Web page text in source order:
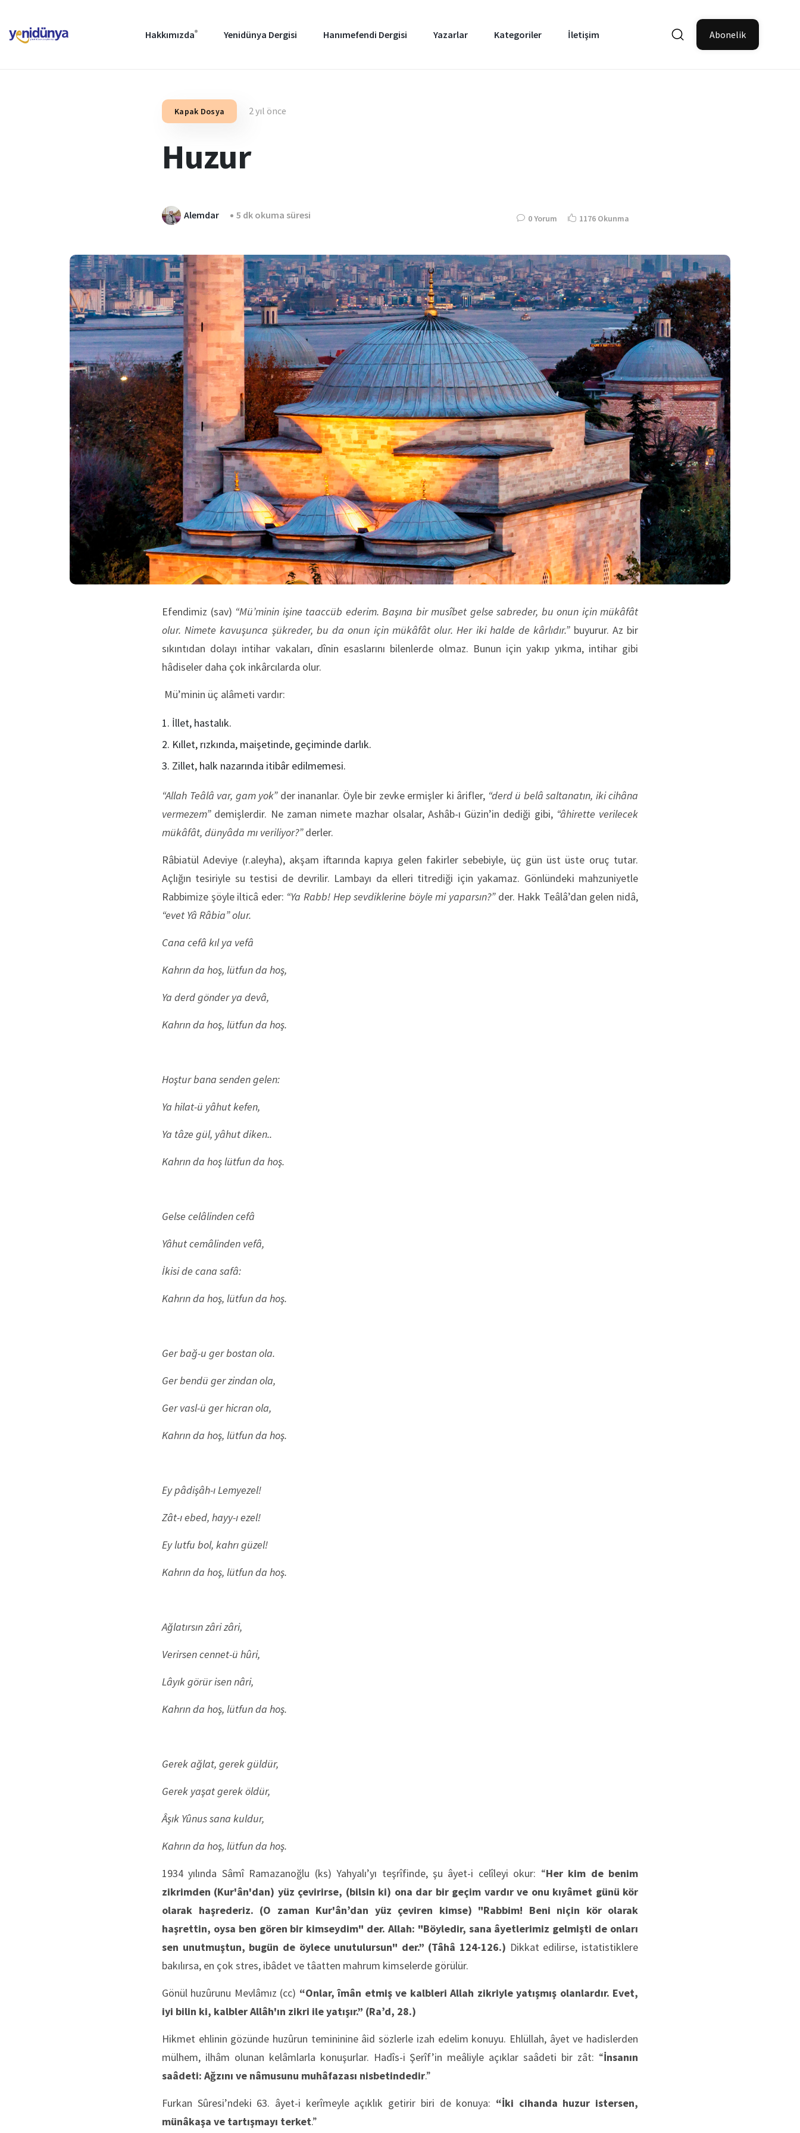
Hakkımızda Yenidünya Dergisi Hanımefendi Dergisi Yazarlar Kategoriler İletişim Abonelik
Kapak Dosya 2 yıl önce
Huzur
Alemdar 5 dk okuma süresi 0 Yorum 1176 Okunma
Efendimiz (sav) “Mü’minin işine taaccüb ederim. Başına bir musîbet gelse sabreder, bu onun için mükâfât
olur. Nimete kavuşunca şükreder, bu da onun için mükâfât olur. Her iki halde de kârlıdır.”buyurur. Az bir
sıkıntıdan dolayı intihar vakaları, dînin esaslarını bilenlerde olmaz. Bunun için yakıp yıkma, intihar gibi
hâdiseler daha çok inkârcılarda olur.
Mü’minin üç alâmeti vardır:
İllet, hastalık.
Kıllet, rızkında, maişetinde, geçiminde darlık.
Zillet, halk nazarında itibâr edilmemesi.
“Allah Teâlâ var, gam yok”der inananlar. Öyle bir zevke ermişler ki ârifler, “derd ü belâ saltanatın, iki cihâna
vermezem”demişlerdir. Ne zaman nimete mazhar olsalar, Ashâb-ı Güzin’in dediği gibi, “âhirette verilecek
mükâfât, dünyâda mı veriliyor?”derler.
Râbiatül Adeviye (r.aleyha), akşam iftarında kapıya gelen fakirler sebebiyle, üç gün üst üste oruç tutar.
Açlığın tesiriyle su testisi de devrilir. Lambayı da elleri titrediği için yakamaz. Gönlündeki mahzuniyetle
Rabbimize şöyle ilticâ eder: “Ya Rabb! Hep sevdiklerine böyle mi yaparsın?” der. Hakk Teâlâ’dan gelen nidâ,
“evet Yâ Râbia” olur.
Cana cefâ kıl ya vefâ
Kahrın da hoş, lütfun da hoş,
Ya derd gönder ya devâ,
Kahrın da hoş, lütfun da hoş.
Hoştur bana senden gelen:
Ya hilat-ü yâhut kefen,
Ya tâze gül, yâhut diken..
Kahrın da hoş lütfun da hoş.
Gelse celâlinden cefâ
Yâhut cemâlinden vefâ,
İkisi de cana safâ:
Kahrın da hoş, lütfun da hoş.
Ger bağ-u ger bostan ola.
Ger bendü ger zindan ola,
Ger vasl-ü ger hicran ola,
Kahrın da hoş, lütfun da hoş.
Ey pâdişâh-ı Lemyezel!
Zât-ı ebed, hayy-ı ezel!
Ey lutfu bol, kahrı güzel!
Kahrın da hoş, lütfun da hoş.
Ağlatırsın zâri zâri,
Verirsen cennet-ü hûri,
Lâyık görür isen nâri,
Kahrın da hoş, lütfun da hoş.
Gerek ağlat, gerek güldür,
Gerek yaşat gerek öldür,
Âşık Yûnus sana kuldur,
Kahrın da hoş, lütfun da hoş.
1934 yılında Sâmî Ramazanoğlu (ks) Yahyalı’yı teşrîfinde, şu âyet-i celîleyi okur: “Her kim de benim
zikrimden (Kur'ân'dan) yüz çevirirse, (bilsin ki) ona dar bir geçim vardır ve onu kıyâmet günü kör
olarak haşrederiz. (O zaman Kur'ân’dan yüz çeviren kimse) "Rabbim! Beni niçin kör olarak
haşrettin, oysa ben gören bir kimseydim" der. Allah: "Böyledir, sana âyetlerimiz gelmişti de onları
sen unutmuştun, bugün de öylece unutulursun" der.” (Tâhâ 124-126.) Dikkat edilirse, istatistiklere
bakılırsa, en çok stres, ibâdet ve tâatten mahrum kimselerde görülür.
Gönül huzûrunu Mevlâmız (cc) “Onlar, îmân etmiş ve kalbleri Allah zikriyle yatışmış olanlardır. Evet,
iyi bilin ki, kalbler Allâh'ın zikri ile yatışır.” (Ra’d, 28.)
Hikmet ehlinin gözünde huzûrun temininine âid sözlerle izah edelim konuyu. Ehlüllah, âyet ve hadislerden
mülhem, ilhâm olunan kelâmlarla konuşurlar. Hadîs-i Şerîf’in meâliyle açıklar saâdeti bir zât: “İnsanın
saâdeti: Ağzını ve nâmusunu muhâfazası nisbetindedir.”
Furkan Sûresi’ndeki 63. âyet-i kerîmeyle açıklık getirir biri de konuya: “İki cihanda huzur istersen,
münâkaşa ve tartışmayı terket.”